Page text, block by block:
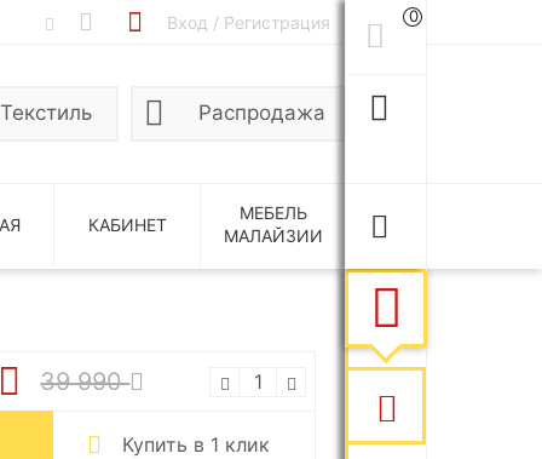
Вход / Регистрация 0
Текстиль Распродажа
КАБИНЕТ
МЕБЕЛЬ
МАЛАЙЗИИ
39 990
Купить в 1 клик